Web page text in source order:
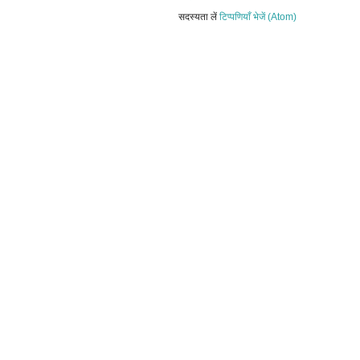
सदस्यता लें टिप्पणियाँ भेजें (Atom)